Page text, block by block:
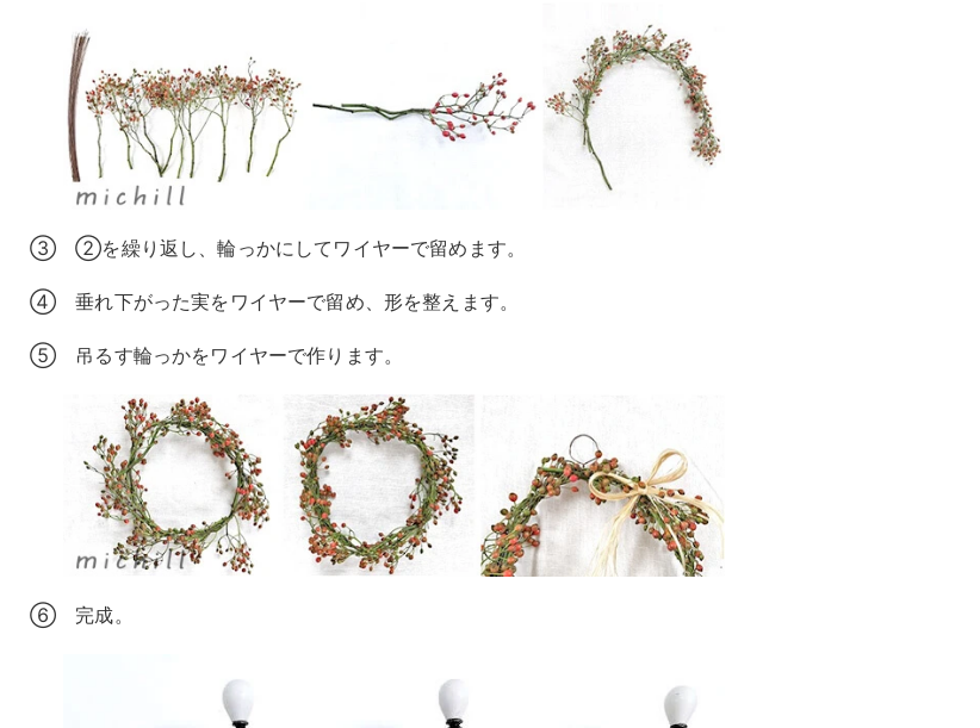
③ ②を繰り返し、輪っかにしてワイヤーで留めます。
④ 垂れ下がった実をワイヤーで留め、形を整えます。
⑤ 吊るす輪っかをワイヤーで作ります。
⑥ 完成。